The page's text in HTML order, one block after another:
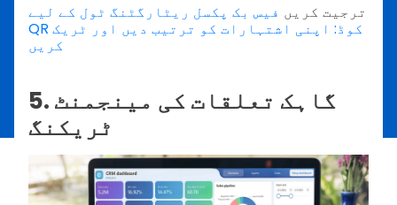
ترجیت کریں فیس بک پکسل ریٹارگٹنگ ٹول کے لیے
QR کوڈ: اپنی اشتہارات کو ترتیب دیں اور ٹریک
کریں
5. گاہک تعلقات کی مینجمنٹ
ٹریکنگ